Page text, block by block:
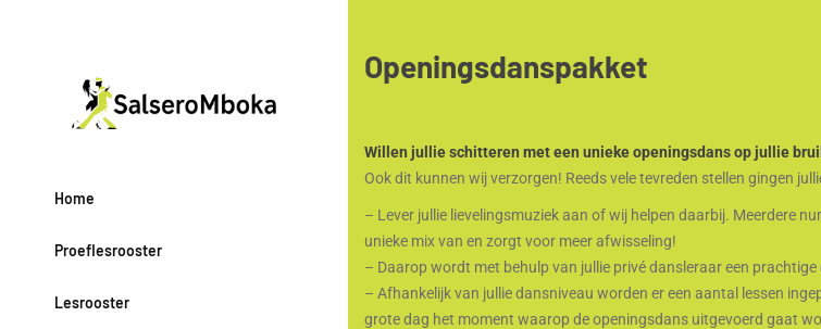
Home
Proeflesrooster
Lesrooster
Openingsdanspakket
Willen jullie schitteren met een unieke openingsdans op jullie
Ook dit kunnen wij verzorgen! Reeds vele tevreden stellen gingen
– Lever jullie lievelingsmuziek aan of wij helpen daarbij. Meerdere
unieke mix van en zorgt voor meer afwisseling!
– Daarop wordt met behulp van jullie privé dansleraar een
– Afhankelijk van jullie dansniveau worden er een aantal lessen
grote dag het moment waarop de openingsdans uitgevoerd gaat